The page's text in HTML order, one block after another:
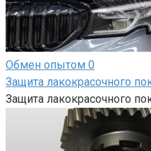
Обмен опытом 0
Защита лакокрасочного
Защита лакокрасочного